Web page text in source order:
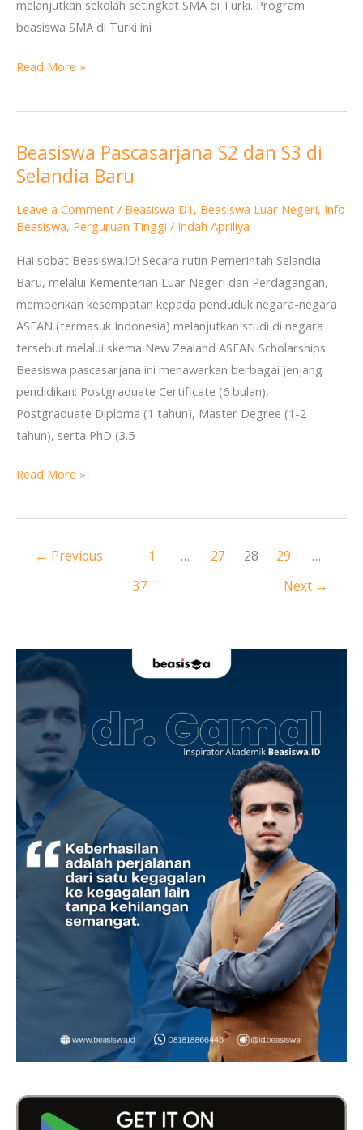
melanjutkan sekolah setingkat SMA di Turki. Program
beasiswa SMA di Turki ini
Read More »
Beasiswa Pascasarjana S2 dan S3 di
Selandia Baru
Leave a Comment / Beasiswa D1 , Beasiswa Luar Negeri, Info
Beasiswa, Perguruan Tinggi / Indah Apriliya
Hai sobat Beasiswa.ID! Secara rutin Pemerintah Selandia
Baru, melalui Kementerian Luar Negeri dan Perdagangan,
memberikan kesempatan kepada penduduk negara-negara
ASEAN (termasuk Indonesia) melanjutkan studi di negara
tersebut melalui skema New Zealand ASEAN Scholarships.
Beasiswa pascasarjana ini menawarkan berbagai jenjang
pendidikan: Postgraduate Certificate (6 bulan),
Postgraduate Diploma (1 tahun), Master Degree (1-2
tahun), serta PhD (3.5
Beasiswa
Pascasarjana
dan
di
Selandia
Baru
Read More »
← Previous 1 … 27 28 29
…
37
Next →